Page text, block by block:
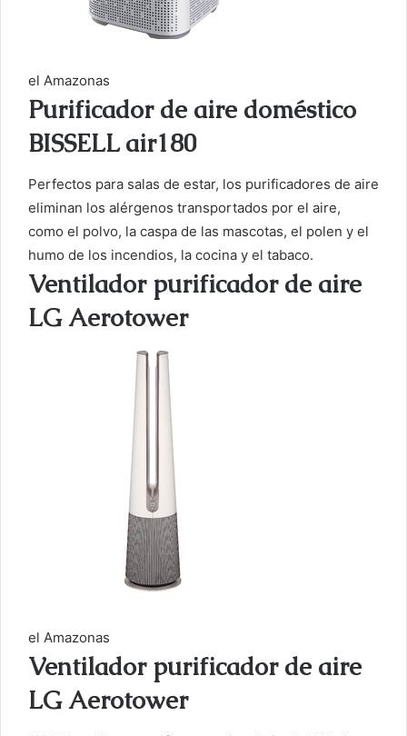
el Amazonas
Purificador de aire doméstico
BISSELL air180
Perfectos para salas de estar, los purificadores de aire
eliminan los alérgenos transportados por el aire,
como el polvo, la caspa de las mascotas, el polen y el
humo de los incendios, la cocina y el tabaco.
Ventilador purificador de aire
LG Aerotower
el Amazonas
Ventilador purificador de aire
LG Aerotower